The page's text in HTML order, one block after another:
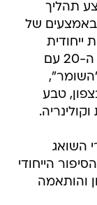
תהליך
של
ייחודית
המשלבת היסטוריה שמתחילה בשנות ה-20 עם
"השומר",
טבע
השואג
הייחודי
והותאמה